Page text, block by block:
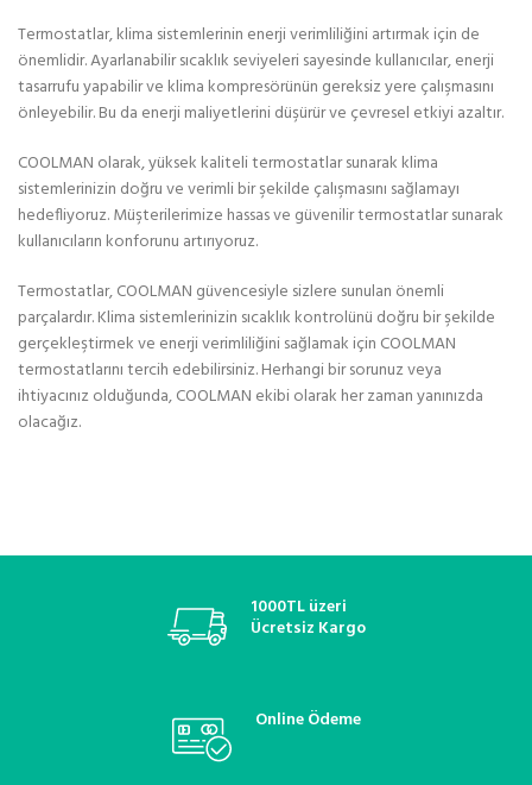
Termostatlar, klima sistemlerinin enerji verimliliğini artırmak için de
önemlidir. Ayarlanabilir sıcaklık seviyeleri sayesinde kullanıcılar, enerji
tasarrufu yapabilir ve klima kompresörünün gereksiz yere çalışmasını
önleyebilir. Bu da enerji maliyetlerini düşürür ve çevresel etkiyi azaltır.
COOLMAN olarak, yüksek kaliteli termostatlar sunarak klima
sistemlerinizin doğru ve verimli bir şekilde çalışmasını sağlamayı
hedefliyoruz. Müşterilerimize hassas ve güvenilir termostatlar sunarak
kullanıcıların konforunu artırıyoruz.
Termostatlar, COOLMAN güvencesiyle sizlere sunulan önemli
parçalardır. Klima sistemlerinizin sıcaklık kontrolünü doğru bir şekilde
gerçekleştirmek ve enerji verimliliğini sağlamak için COOLMAN
termostatlarını tercih edebilirsiniz. Herhangi bir sorunuz veya
ihtiyacınız olduğunda, COOLMAN ekibi olarak her zaman yanınızda
olacağız.
1000TL üzeri
Ücretsiz Kargo
Online Ödeme